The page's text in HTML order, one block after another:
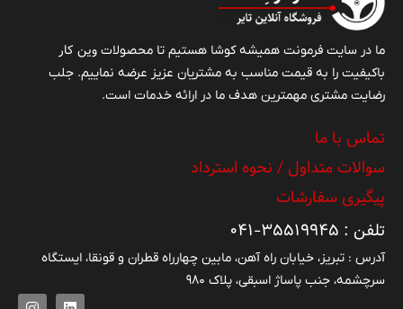
مراجع اروپايى بنام وردشتاين هلند است. استفاده از برند
(Vredesteine) روی تايرهای راديال، علاوه بر تأييد کيفيت
توسط مؤسسه صاحب تکنولوژی، مؤکد اين نکته است که
در واقع يزد تاير تولي کننده تايرهای راديال سيمی
ما در سایت فرمونت همیشه کوشا هستیم تا محصولات وین کار
باکیفیت را به قیمت مناسب به مشتریان عزیز عرضه نماییم. جلب
رضایت مشتری مهمترین هدف ما در ارائه خدمات است.
تماس با ما
سوالات متداول / نحوه استرداد
پیگیری سفارشات
تلفن : ۳۵۵۱۹۹۴۵-۰۴۱
آدرس : تبریز، خیابان راه آهن، مابین چهارراه قطران و قونقا، ایستگاه
سرچشمه، جنب پاساژ اسبقی، پلاک ۹۸۰